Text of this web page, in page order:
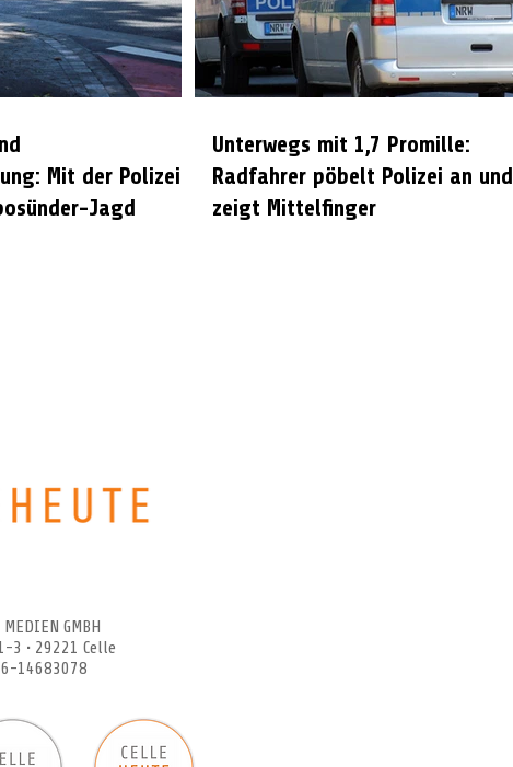
Mit der Polizei
Jagd
Unterwegs mit 1,7 Promille:
Radfahrer pöbelt Polizei an und
zeigt Mittelfinger
GMBH
3 • 29221 Celle
14683078